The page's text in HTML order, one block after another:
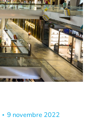
9 novembre 2022